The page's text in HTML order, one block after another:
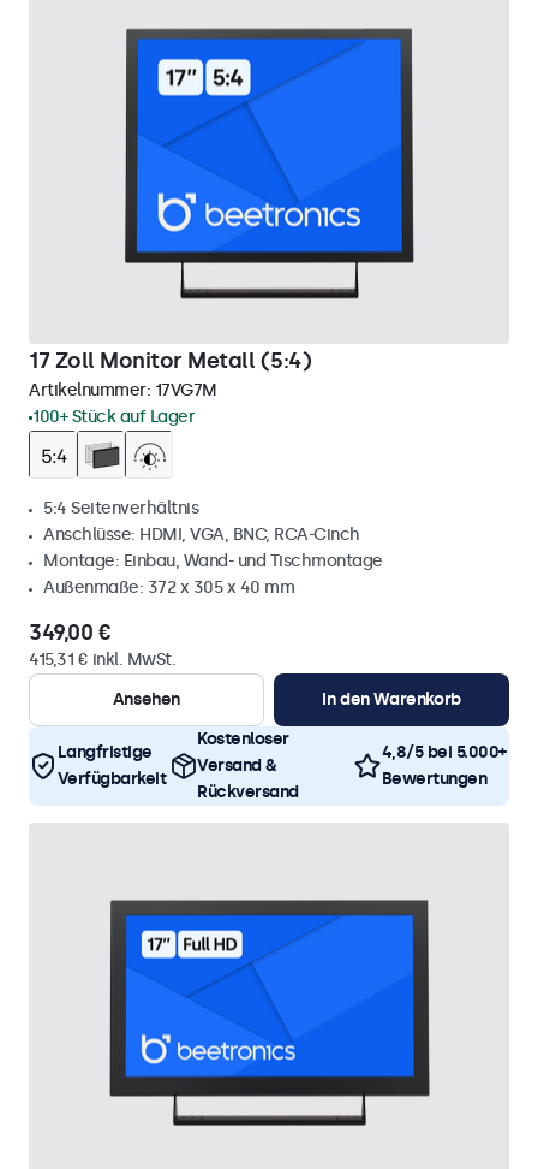
17 Zoll Monitor Metall (5:4)
Artikelnummer: 17VG7M
100+ Stück auf Lager
5:4 Seitenverhältnis
Anschlüsse: HDMI, VGA, BNC, RCA-Cinch
Montage: Einbau, Wand- und Tischmontage
Außenmaße: 372 x 305 x 40 mm
349,00 €
415,31 € inkl. MwSt.
Ansehen
In den Warenkorb
Langfristige
Verfügbarkeit
Kostenloser
Versand &
Rückversand
4,8/5 bei 5.000+
Bewertungen